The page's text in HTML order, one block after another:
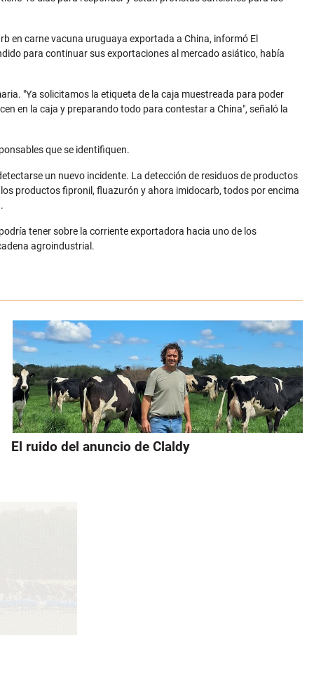
en carne vacuna uruguaya exportada a China, informó El
para continuar sus exportaciones al mercado asiático, había
"Ya solicitamos la etiqueta de la caja muestreada para poder
en la caja y preparando todo para contestar a China", señaló la
que se identifiquen.
un nuevo incidente. La detección de residuos de productos
productos fipronil, fluazurón y ahora imidocarb, todos por encima
tener sobre la corriente exportadora hacia uno de los
agroindustrial.
El ruido del anuncio de Claldy